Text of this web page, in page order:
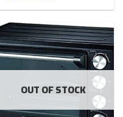
OUT OF STOCK